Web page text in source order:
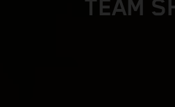
TEAM